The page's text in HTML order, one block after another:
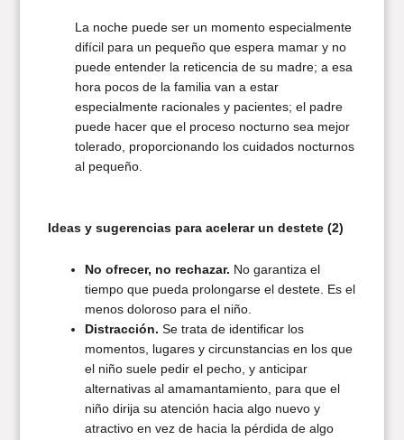
La noche puede ser un momento especialmente
difícil para un pequeño que espera mamar y no
puede entender la reticencia de su madre; a esa
hora pocos de la familia van a estar
especialmente racionales y pacientes; el padre
puede hacer que el proceso nocturno sea mejor
tolerado, proporcionando los cuidados nocturnos
al pequeño.
Ideas y sugerencias para acelerar un destete (2)
No ofrecer, no rechazar. No garantiza el
tiempo que pueda prolongarse el destete. Es el
menos doloroso para el niño.
Distracción. Se trata de identificar los
momentos, lugares y circunstancias en los que
el niño suele pedir el pecho, y anticipar
alternativas al amamantamiento, para que el
niño dirija su atención hacia algo nuevo y
atractivo en vez de hacia la pérdida de algo